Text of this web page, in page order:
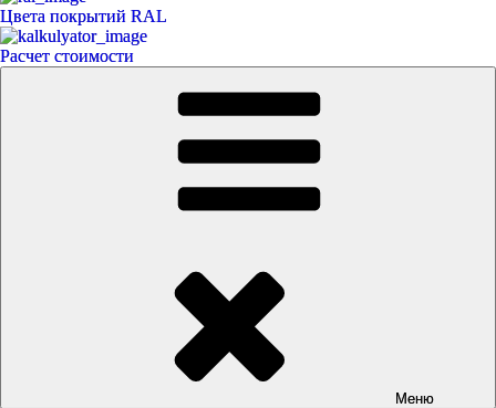
Цвета покрытий RAL
Расчет стоимости
Меню